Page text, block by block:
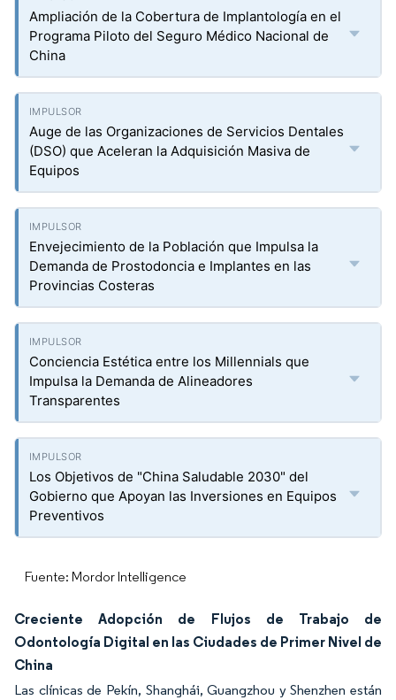
Ampliación de la Cobertura de Implantología en el
Programa Piloto del Seguro Médico Nacional de
China
Auge de las Organizaciones de Servicios Dentales
(DSO) que Aceleran la Adquisición Masiva de
Equipos
Envejecimiento de la Población que Impulsa la
Demanda de Prostodoncia e Implantes en las
Provincias Costeras
Conciencia Estética entre los Millennials que
Impulsa la Demanda de Alineadores
Transparentes
Los Objetivos de "China Saludable 2030" del
Gobierno que Apoyan las Inversiones en Equipos
Preventivos
Fuente: Mordor Intelligence
Creciente Adopción de Flujos de Trabajo de
Odontología Digital en las Ciudades de Primer Nivel de
China
Las clínicas de Pekín, Shanghái, Guangzhou y Shenzhen están